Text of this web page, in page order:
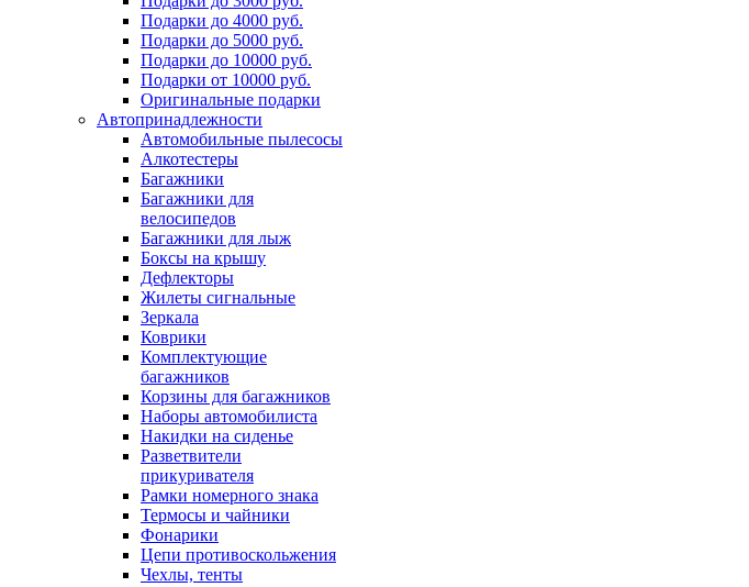
Подарки до 4000 руб.
Подарки до 5000 руб.
Подарки до 10000 руб.
Подарки от 10000 руб.
Оригинальные подарки
Автопринадлежности
Автомобильные пылесосы
Алкотестеры
Багажники
Багажники для
велосипедов
Багажники для лыж
Боксы на крышу
Дефлекторы
Жилеты сигнальные
Зеркала
Коврики
Комплектующие
багажников
Корзины для багажников
Наборы автомобилиста
Накидки на сиденье
Разветвители
прикуривателя
Рамки номерного знака
Термосы и чайники
Фонарики
Цепи противоскольжения
Чехлы, тенты